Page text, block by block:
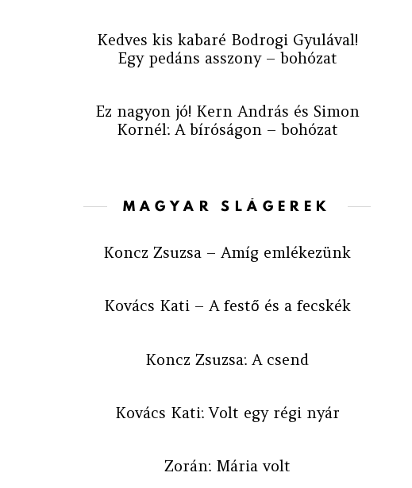
Kedves kis kabaré Bodrogi Gyulával!
Egy pedáns asszony – bohózat
Ez nagyon jó! Kern András és Simon
Kornél: A bíróságon – bohózat
MAGYAR SLÁGEREK
Koncz Zsuzsa – Amíg emlékezünk
Kovács Kati – A festő és a fecskék
Koncz Zsuzsa: A csend
Kovács Kati: Volt egy régi nyár
Zorán: Mária volt